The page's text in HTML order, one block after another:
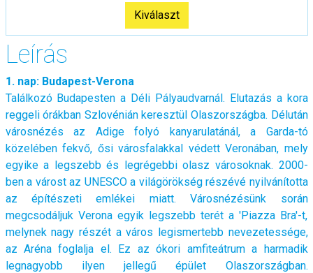
Kiválaszt
Leírás
1. nap: Budapest-Verona
Találkozó Budapesten a Déli Pályaudvarnál. Elutazás a kora
reggeli órákban Szlovénián keresztül Olaszországba. Délután
városnézés az Adige folyó kanyarulatánál, a Garda-tó
közelében fekvő, ősi városfalakkal védett Veronában, mely
egyike a legszebb és legrégebbi olasz városoknak. 2000-
ben a várost az UNESCO a világörökség részévé nyilvánította
az építészeti emlékei miatt. Városnézésünk során
megcsodáljuk Verona egyik legszebb terét a 'Piazza Bra'-t,
melynek nagy részét a város legismertebb nevezetessége,
az Aréna foglalja el. Ez az ókori amfiteátrum a harmadik
legnagyobb ilyen jellegű épület Olaszországban.